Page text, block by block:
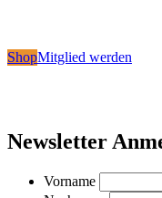
ShopMitglied werden
Newsletter
Vorname